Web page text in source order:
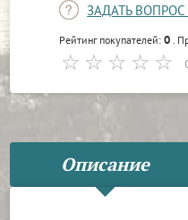
ЗАДАТЬ
Рейтинг покупателей:0 .
Описание